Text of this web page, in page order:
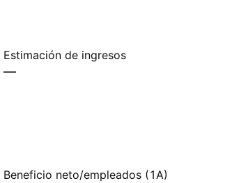
Estimación de ingresos
—
Beneficio neto/empleados (1A)